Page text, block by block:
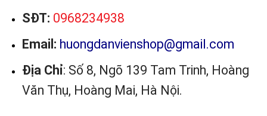
SĐT: 0968234938
Email: huongdanvienshop@gmail.com
Địa Chỉ: Số 8, Ngõ 139 Tam Trinh, Hoàng
Văn Thụ, Hoàng Mai, Hà Nội.